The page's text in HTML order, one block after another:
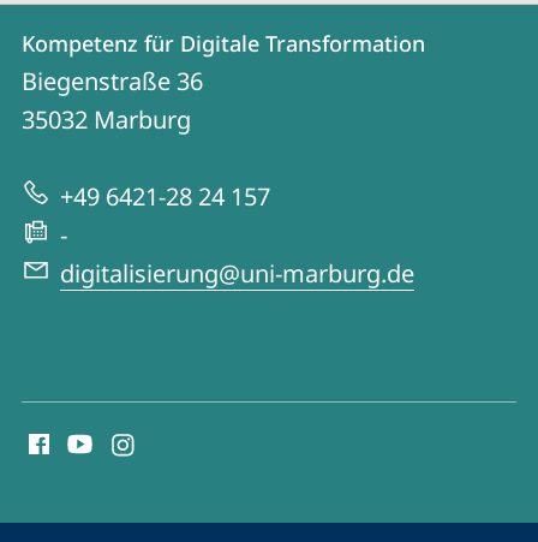
Kontakt
und
Informationen
zur
Website
Kontaktinformationen
Kompetenz
für
Digitale
Transformation
Kompetenz für Digitale Transformation
Biegenstraße 36
35032 Marburg
+49 6421-28 24 157
-
digitalisierung@uni-marburg.de
Media